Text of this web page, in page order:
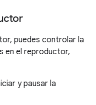
puedes controlar la
en el reproductor,
y pausar la